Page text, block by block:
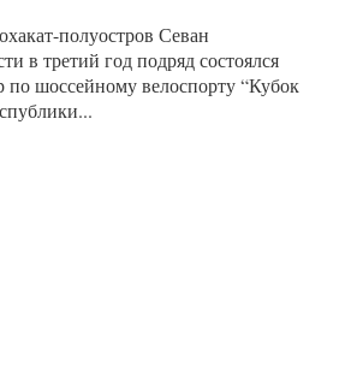
полуостров Севан
в третий год подряд состоялся
по шоссейному велоспорту “Кубок